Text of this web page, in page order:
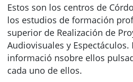
Estos son los centros de
los estudios de formación
superior de Realización de
Audiovisuales y
informació nsobre ellos
cada uno de ellos.